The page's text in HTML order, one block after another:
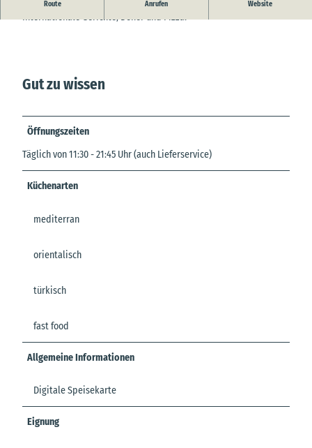
Route Anrufen Website
Imbiss im Zentrum von Hemmoor
Internationale Gerichte, Döner und Pizza!
Gut zu wissen
Öffnungszeiten
Täglich von 11:30 - 21:45 Uhr (auch Lieferservice)
Küchenarten
mediterran
orientalisch
türkisch
fast food
Allgemeine Informationen
Digitale Speisekarte
Eignung